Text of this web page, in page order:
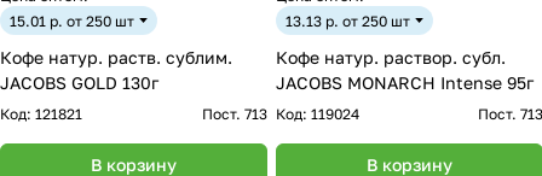
15.01 р. от 250 шт
Кофе натур. раств. сублим.
JACOBS GOLD 130г
Код: 121821 Пост. 713
В корзину
13.13 р. от 250 шт
Кофе натур. раствор. субл.
JACOBS MONARCH Intense 95г
Код: 119024 Пост. 713
В корзину